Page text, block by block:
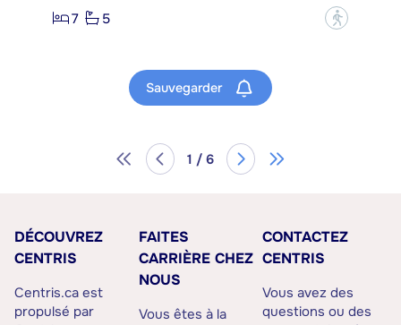
7
5 ?
Sauvegarder
1 / 6
DÉCOUVREZ
CENTRIS
Centris.ca est
propulsé par
FAITES
CARRIÈRE CHEZ
NOUS
Vous êtes à la
CONTACTEZ
CENTRIS
Vous avez des
questions ou des